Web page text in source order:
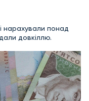
нарахували понад
довкіллю.